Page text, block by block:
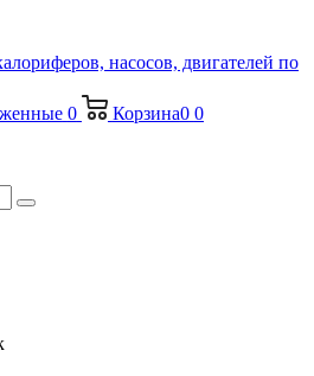
насосов, двигателей по
0 Корзина0 0